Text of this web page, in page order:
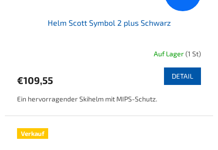
Helm Scott Symbol 2 plus Schwarz
Auf Lager(1 St)
€109,55 DETAIL
Ein hervorragender Skihelm mit MIPS-Schutz.
Verkauf